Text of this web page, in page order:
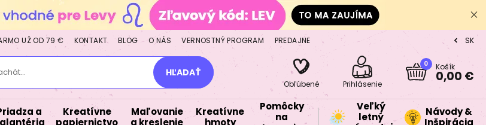
UŽ OD 79 € KONTAKT BLOG O NÁS VERNOSTNÝ PROGRAM PREDAJNE CZ
SK
HĽADAŤ
Obľúbené Prihlásenie
0 Košík
0,00 €
a
Kreatívne
papiernictvo
Maľovanie
a kreslenie
Kreatívne
hmoty
Pomôcky
na
Veľký
letný
Návody &
Inšpirácia